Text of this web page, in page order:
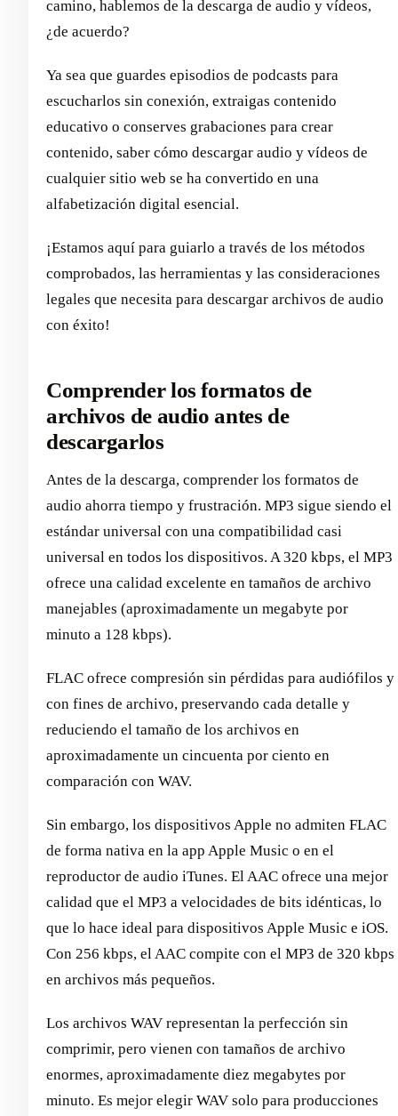
camino, hablemos de la descarga de audio y vídeos,
¿de acuerdo?
Ya sea que guardes episodios de podcasts para
escucharlos sin conexión, extraigas contenido
educativo o conserves grabaciones para crear
contenido, saber cómo descargar audio y vídeos de
cualquier sitio web se ha convertido en una
alfabetización digital esencial.
¡Estamos aquí para guiarlo a través de los métodos
comprobados, las herramientas y las consideraciones
legales que necesita para descargar archivos de audio
con éxito!
Comprender los formatos de
archivos de audio antes de
descargarlos
Antes de la descarga, comprender los formatos de
audio ahorra tiempo y frustración. MP3 sigue siendo el
estándar universal con una compatibilidad casi
universal en todos los dispositivos. A 320 kbps, el MP3
ofrece una calidad excelente en tamaños de archivo
manejables (aproximadamente un megabyte por
minuto a 128 kbps).
FLAC ofrece compresión sin pérdidas para audiófilos y
con fines de archivo, preservando cada detalle y
reduciendo el tamaño de los archivos en
aproximadamente un cincuenta por ciento en
comparación con WAV.
Sin embargo, los dispositivos Apple no admiten FLAC
de forma nativa en la app Apple Music o en el
reproductor de audio iTunes. El AAC ofrece una mejor
calidad que el MP3 a velocidades de bits idénticas, lo
que lo hace ideal para dispositivos Apple Music e iOS.
Con 256 kbps, el AAC compite con el MP3 de 320 kbps
en archivos más pequeños.
Los archivos WAV representan la perfección sin
comprimir, pero vienen con tamaños de archivo
enormes, aproximadamente diez megabytes por
minuto. Es mejor elegir WAV solo para producciones